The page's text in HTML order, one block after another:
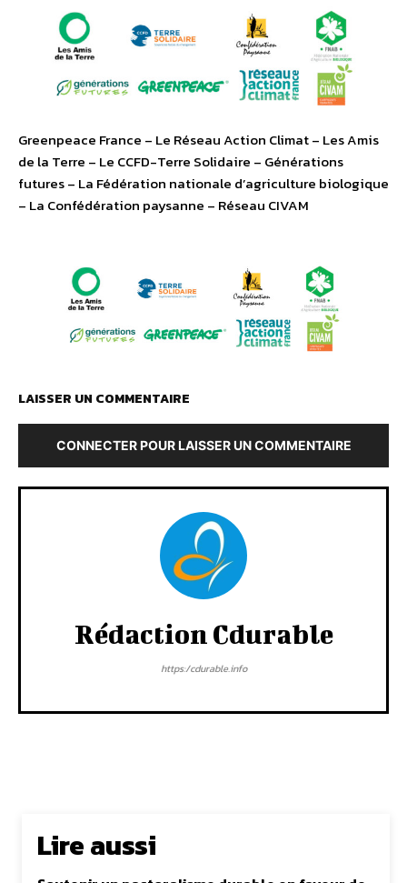
Greenpeace France – Le Réseau Action Climat – Les Amis
de la Terre – Le CCFD-Terre Solidaire – Générations
futures – La Fédération nationale d’agriculture biologique
– La Confédération paysanne – Réseau CIVAM
LAISSER UN COMMENTAIRE
CONNECTER POUR LAISSER UN COMMENTAIRE
Rédaction Cdurable
https:/cdurable.info
Lire aussi